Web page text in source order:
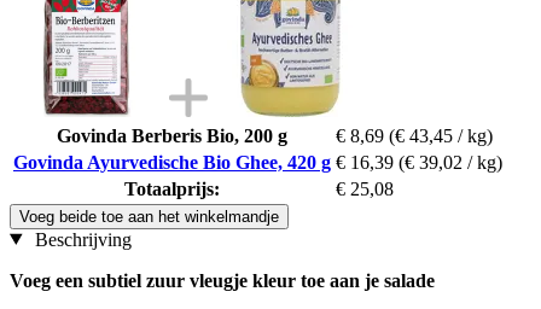
Govinda Berberis Bio, 200 g € 8,69 (€ 43,45 / kg)
Govinda Ayurvedische Bio Ghee, 420 g € 16,39 (€ 39,02 / kg)
Totaalprijs:
€ 25,08
Voeg beide toe aan het winkelmandje
Beschrijving
Voeg een subtiel zuur vleugje kleur toe aan je salade